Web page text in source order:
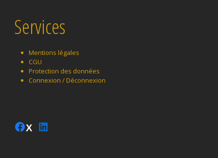
Services
Mentions légales
CGU
Protection des données
Connexion / Déconnexion
Facebook Twitter LinkedIn